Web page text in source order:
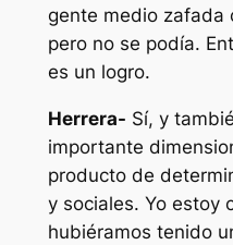
gente medio zafada
pero no se podía.
es un logro.
Herrera- Sí, y
importante
producto de
y sociales. Yo estoy
hubiéramos tenido